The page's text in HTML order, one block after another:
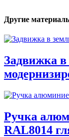
Другие
Задвижка
Ручка
RAL8014